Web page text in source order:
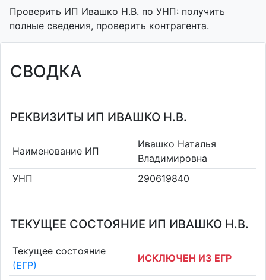
Проверить ИП Ивашко Н.В. по УНП: получить
полные сведения, проверить контрагента.
СВОДКА
РЕКВИЗИТЫ ИП ИВАШКО Н.В.
Наименование ИП
Ивашко Наталья
Владимировна
УНП
290619840
ТЕКУЩЕЕ СОСТОЯНИЕ ИП ИВАШКО Н.В.
Текущее состояние
(ЕГР)
ИСКЛЮЧЕН ИЗ ЕГР